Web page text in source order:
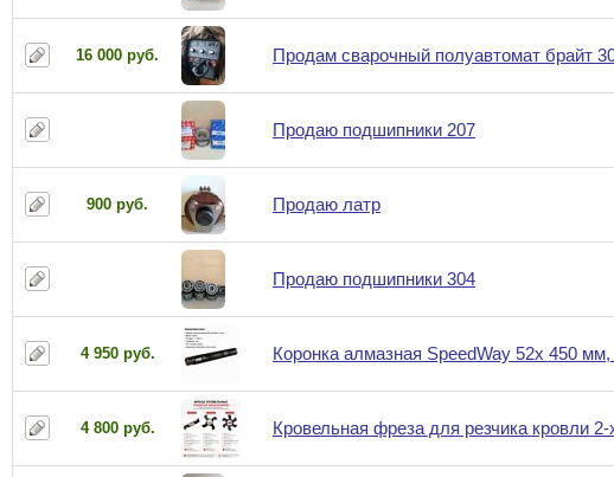
16 000 руб. Продам сварочный полуавтомат брайт
Продаю подшипники 207
900 руб. Продаю латр
Продаю подшипники 304
4 950 руб. Коронка алмазная SpeedWay 52x 450
4 800 руб. Кровельная фреза для резчика кровли